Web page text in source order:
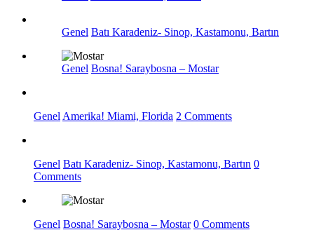
Genel Batı Karadeniz- Sinop, Kastamonu, Bartın
Genel Bosna! Saraybosna – Mostar
Genel Amerika! Miami, Florida 2 Comments
Genel Batı Karadeniz- Sinop, Kastamonu, Bartın 0
Comments
Genel Bosna! Saraybosna – Mostar 0 Comments